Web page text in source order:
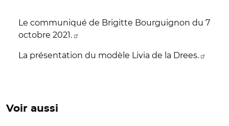
Le communiqué de Brigitte Bourguignon du 7
octobre 2021.
La présentation du modèle Livia de la Drees.
Voir aussi